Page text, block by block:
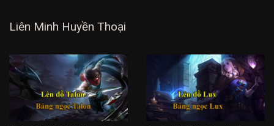
Liên Minh Huyền Thoại